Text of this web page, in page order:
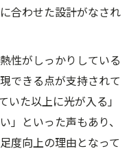
合わせた設計がなされ
性がしっかりしている
できる点が支持されて
いた以上に光が入る」
」といった声もあり、
度向上の理由となって